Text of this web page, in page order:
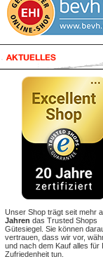
Unser Shop trägt seit mehr
Jahren das Trusted Shops
Gütesiegel. Sie können
vertrauen, dass wir vor,
und nach dem Kauf alles für
Zufriedenheit tun.